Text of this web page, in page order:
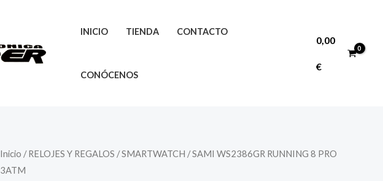
INICIO TIENDA CONTACTO
CONÓCENOS
0,00
€
Inicio /RELOJES Y REGALOS /SMARTWATCH / SAMI WS2386GR RUNNING 8 PRO
3ATM
SAMI
WS2386GR